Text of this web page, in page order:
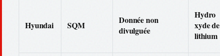
Hyundai SQM
Donnée non
divulguée
Hydro
xyde de
lithium